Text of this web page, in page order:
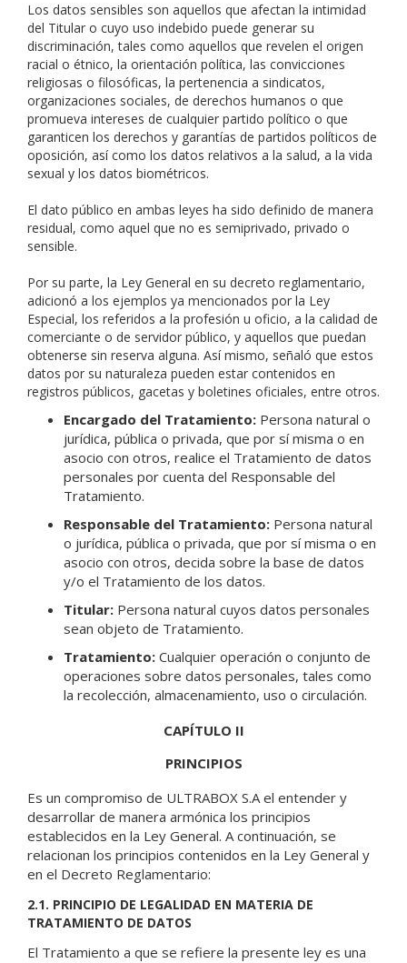
Los datos sensibles son aquellos que afectan la intimidad
del Titular o cuyo uso indebido puede generar su
discriminación, tales como aquellos que revelen el origen
racial o étnico, la orientación política, las convicciones
religiosas o filosóficas, la pertenencia a sindicatos,
organizaciones sociales, de derechos humanos o que
promueva intereses de cualquier partido político o que
garanticen los derechos y garantías de partidos políticos de
oposición, así como los datos relativos a la salud, a la vida
sexual y los datos biométricos.
El dato público en ambas leyes ha sido definido de manera
residual, como aquel que no es semiprivado, privado o
sensible.
Por su parte, la Ley General en su decreto reglamentario,
adicionó a los ejemplos ya mencionados por la Ley
Especial, los referidos a la profesión u oficio, a la calidad de
comerciante o de servidor público, y aquellos que puedan
obtenerse sin reserva alguna. Así mismo, señaló que estos
datos por su naturaleza pueden estar contenidos en
registros públicos, gacetas y boletines oficiales, entre otros.
Encargado del Tratamiento: Persona natural o
jurídica, pública o privada, que por sí misma o en
asocio con otros, realice el Tratamiento de datos
personales por cuenta del Responsable del
Tratamiento.
Responsable del Tratamiento: Persona natural
o jurídica, pública o privada, que por sí misma o en
asocio con otros, decida sobre la base de datos
y/o el Tratamiento de los datos.
Titular: Persona natural cuyos datos personales
sean objeto de Tratamiento.
Tratamiento: Cualquier operación o conjunto de
operaciones sobre datos personales, tales como
la recolección, almacenamiento, uso o circulación.
CAPÍTULO II
PRINCIPIOS
Es un compromiso de ULTRABOX S.A el entender y
desarrollar de manera armónica los principios
establecidos en la Ley General. A continuación, se
relacionan los principios contenidos en la Ley General y
en el Decreto Reglamentario:
2.1. PRINCIPIO DE LEGALIDAD EN MATERIA DE
TRATAMIENTO DE DATOS
El Tratamiento a que se refiere la presente ley es una